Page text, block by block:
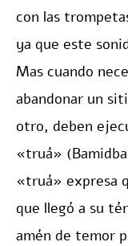
con las
ya que este
Mas cuando
abandonar un
otro, deben
«truá»
«truá» expresa
que llegó a su
amén de temor